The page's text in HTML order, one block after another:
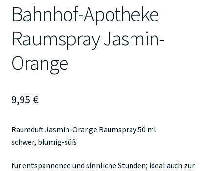
Bahnhof-Apotheke
Raumspray Jasmin-
Orange
9,95 €
Raumduft Jasmin-Orange Raumspray 50 ml
schwer, blumig-süß
für entspannende und sinnliche Stunden; ideal auch zur